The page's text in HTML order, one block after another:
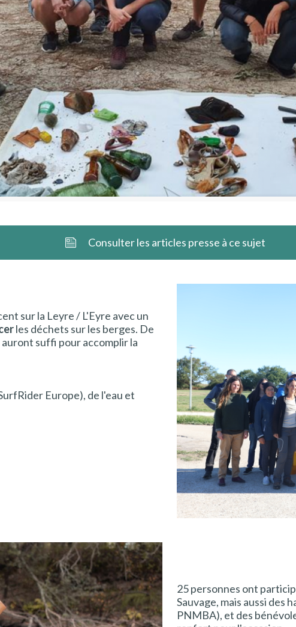
Consulter les articles presse à ce sujet
sur la Leyre / L'Eyre avec un
les déchets sur les berges. De
auront suffi pour accomplir la
Europe), de l'eau et
25 personnes ont
Sauvage, mais aussi des
PNMBA), et des